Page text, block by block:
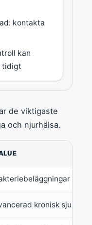
kontakta
kan
tidigt
de viktigaste
och njurhälsa.
kronisk sjukdom